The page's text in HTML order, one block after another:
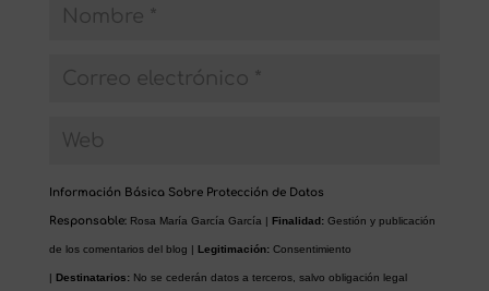
Información Básica Sobre Protección de Datos
Responsable: Rosa María García García | Finalidad: Gestión y publicación
de los comentarios del blog | Legitimación: Consentimiento
| Destinatarios: No se cederán datos a terceros, salvo obligación legal